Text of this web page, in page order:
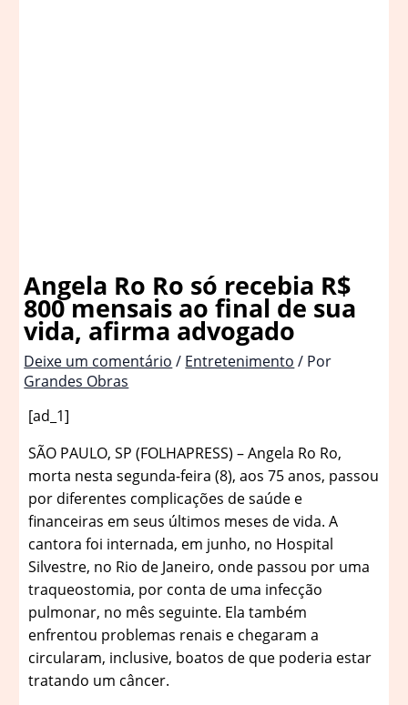
Angela Ro Ro só recebia R$
800 mensais ao final de sua
vida, afirma advogado
Deixe um comentário / Entretenimento / Por
Grandes Obras
[ad_1]
SÃO PAULO, SP (FOLHAPRESS) – Angela Ro Ro,
morta nesta segunda-feira (8), aos 75 anos, passou
por diferentes complicações de saúde e
financeiras em seus últimos meses de vida. A
cantora foi internada, em junho, no Hospital
Silvestre, no Rio de Janeiro, onde passou por uma
traqueostomia, por conta de uma infecção
pulmonar, no mês seguinte. Ela também
enfrentou problemas renais e chegaram a
circularam, inclusive, boatos de que poderia estar
tratando um câncer.